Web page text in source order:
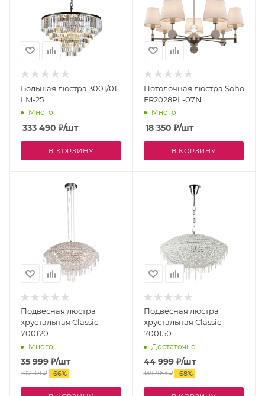
Большая люстра 3001/01
LM-25
Много
333 490 ₽/шт
В КОРЗИНУ
Потолочная люстра Soho
FR2028PL-07N
Много
18 350 ₽/шт
В КОРЗИНУ
Подвесная люстра
хрустальная Classic
700120
Много
35 999 ₽/шт
107 101₽ -66%
Подвесная люстра
хрустальная Classic
700150
Достаточно
44 999₽/шт
139 963₽ -68%